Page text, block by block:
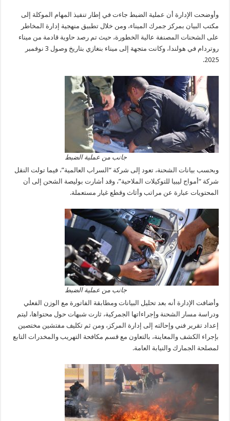
مغلقة
وأوضحت الإدارة أن عملية الضبط جاءت في إطار تنفيذ المهام الموكلة إلى
مكتب البيان بمركز جمرك الميناء، ومن خلال تطبيق منهجية إدارة المخاطر
على الشحنات المصنفة عالية الخطورة، حيث تم رصد حاوية قادمة من ميناء
روتردام في هولندا، وكانت متجهة إلى ميناء بنغازي بتاريخ وصول 3 نوفمبر
2025.
جانب من عملية الضبط
وبحسب بيانات الشحنة، تعود إلى شركة “السراب العالمية”، فيما تولت النقل
شركة “أمواج ليبيا للتوكيلات الملاحية”، وقد أشارت بوليصة الشحن إلى أن
المحتويات عبارة عن مراتب وأثاث وقطع غيار مستعملة.
جانب من عملية الضبط
وأضافت الإدارة أنه بعد تحليل البيانات ومطابقة الفاتورة مع الوزن الفعلي
ودراسة مسار الشحنة وإجراءاتها الجمركية، ثارت شبهات حول محتواها، ليتم
إعداد تقرير فني وإحالته إلى إدارة المركز، ومن ثم تكليف مفتشين مختصين
بإجراء الكشف والمعاينة، بالتعاون مع قسم مكافحة التهريب والمخدرات التابع
لمصلحة الجمارك والنيابة العامة.